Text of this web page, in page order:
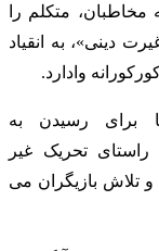
متکلم را
دینی»، به انقیاد
‌وادارد.
برای رسیدن به
تحریک غیر
تلاش بازیگران می